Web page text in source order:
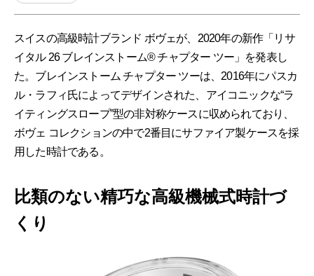
スイスの高級時計ブランド ボヴェが、2020年の新作「リサ
イタル 26 ブレインストーム® チャプター ツー」を発表し
た。ブレインストーム チャプター ツーは、2016年にパスカ
ル・ラフィ氏によってデザインされた、アイコニックな“ラ
イティングスロープ”型の非対称ケースに収められており、
ボヴェ コレクションの中で2番目にサファイア製ケースを採
用した時計である。
比類のない精巧な高級機械式時計づ
くり